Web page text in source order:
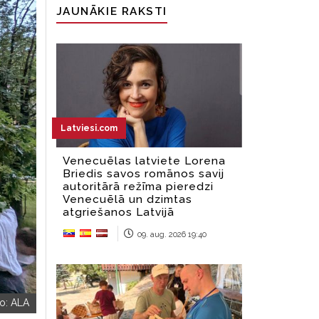
ALA
JAUNĀKIE RAKSTI
Latviesi.com
Venecuēlas latviete Lorena
Briedis savos romānos savij
autoritārā režīma pieredzi
Venecuēlā un dzimtas
atgriešanos Latvijā
09. aug. 2026 19:40